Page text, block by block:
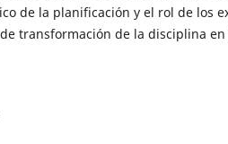
de la planificación y el rol de los
transformación de la disciplina